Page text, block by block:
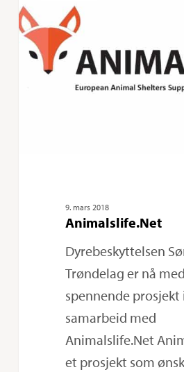
9. mars 2018
Animalslife.Net
Dyrebeskyttelsen
Trøndelag er nå
spennende prosjekt
samarbeid med
Animalslife.Net
et prosjekt som